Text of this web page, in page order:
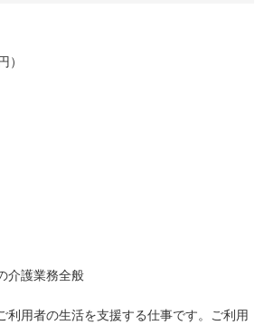
）
介護業務全般
利用者の生活を支援する仕事です。ご利用